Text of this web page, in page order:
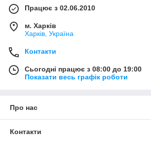
Працює з 02.06.2010
м. Харків
Харків, Україна
Контакти
Сьогодні працює з 08:00 до 19:00
Показати весь графік роботи
Про нас
Контакти